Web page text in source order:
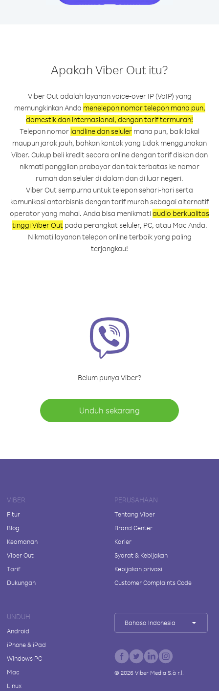
Apakah Viber Out itu?
Viber Out adalah layanan voice-over IP (VoIP) yang
memungkinkan Anda menelepon nomor telepon mana pun,
domestik dan internasional, dengan tarif termurah!
Telepon nomor landline dan seluler mana pun, baik lokal
maupun jarak jauh, bahkan kontak yang tidak menggunakan
Viber. Cukup beli kredit secara online dengan tarif diskon dan
nikmati panggilan prabayar dan tak terbatas ke nomor
rumah dan seluler di dalam dan di luar negeri.
Viber Out sempurna untuk telepon sehari-hari serta
komunikasi antarbisnis dengan tarif murah sebagai alternatif
operator yang mahal. Anda bisa menikmatiaudio berkualitas
tinggi Viber Outpada perangkat seluler, PC, atau Mac Anda.
Nikmati layanan telepon online terbaik yang paling
terjangkau!
Belum punya Viber?
Unduh sekarang
VIBER
Fitur
Blog
Keamanan
Viber Out
Tarif
Dukungan
PERUSAHAAN
Tentang Viber
Brand Center
Karier
Syarat & Kebijakan
Kebijakan privasi
Customer Complaints Code
UNDUH
Android
iPhone & iPad
Windows PC
Mac
Linux
Bahasa Indonesia
© 2026Viber Media S.à r.l.